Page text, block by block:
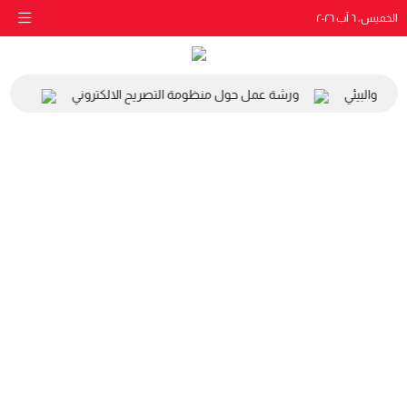
الخميس، ٦ آب ٢٠٢٦
والبيئي ورشة عمل حول منظومة التصريح الالكتروني